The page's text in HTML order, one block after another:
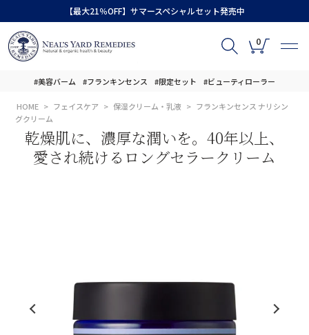
【最大21％OFF】サマースペシャルセット発売中
0
#美容バーム #フランキンセンス #限定セット #ビューティローラー
HOME フェイスケア 保湿クリーム・乳液
フランキンセンス ナリシン
グクリーム
乾燥肌に、濃厚な潤いを。40年以上、
愛され続けるロングセラークリーム